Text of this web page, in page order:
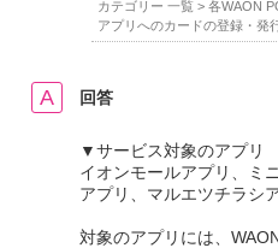
カテゴリー 一覧 > 各WAON
アプリへのカードの登録・発
回答
▼サービス対象のアプリ
イオンモールアプリ、ミ
アプリ、マルエツチラシ
対象のアプリには、